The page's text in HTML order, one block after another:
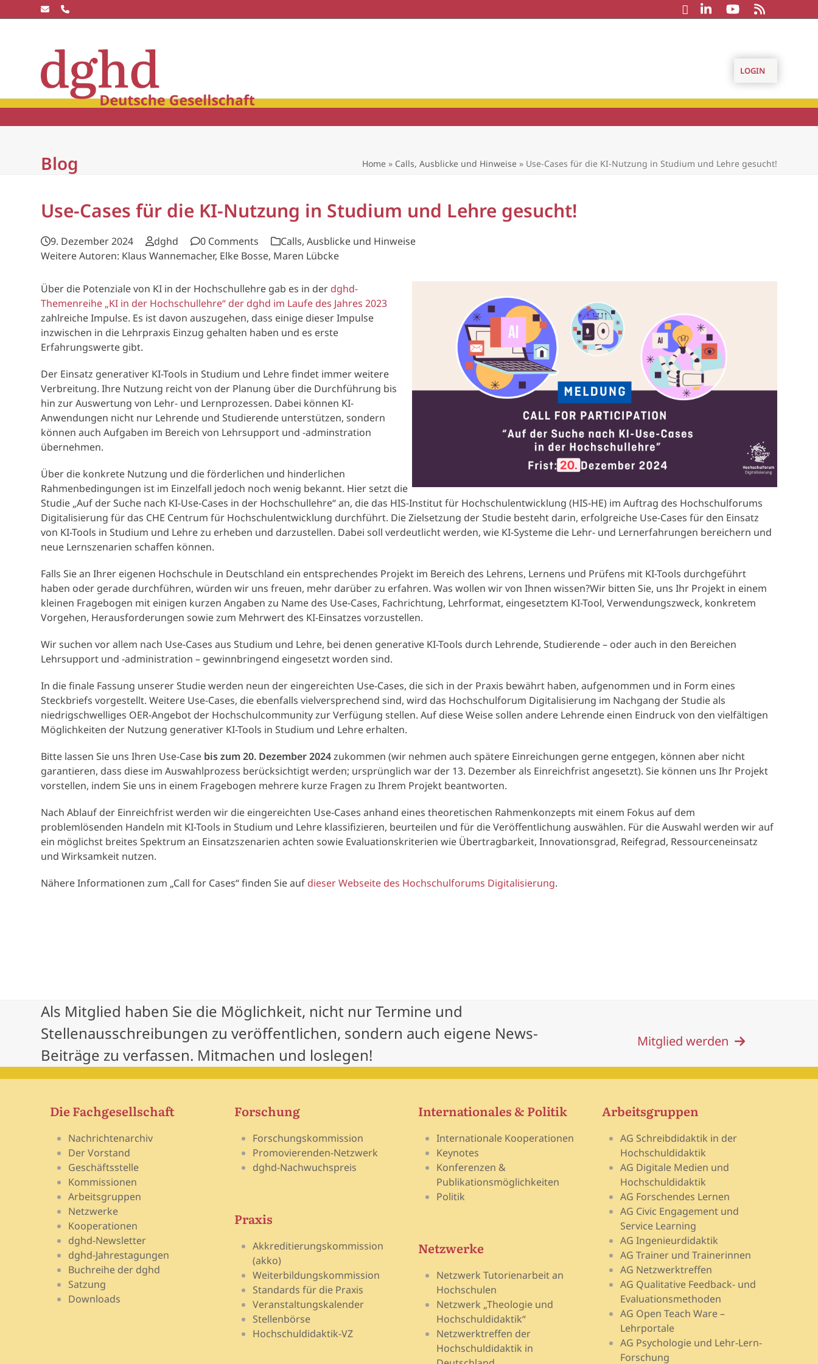
to
LOGIN
Blog Home» Calls, Ausblicke und Hinweise» Use-Cases für die KI-Nutzung in Studium und Lehre gesucht!
Use-Cases für die KI-Nutzung in Studium und Lehre gesucht!
9. Dezember 2024 dghd 0 Comments
Calls, Ausblicke und Hinweise
Weitere Autoren: Klaus Wannemacher, Elke Bosse, Maren Lübcke
Über die Potenziale von KI in der Hochschullehre gab es in der dghd-
Themenreihe „KI in der Hochschullehre“ der dghd im Laufe des Jahres 2023
zahlreiche Impulse. Es ist davon auszugehen, dass einige dieser Impulse
inzwischen in die Lehrpraxis Einzug gehalten haben und es erste
Erfahrungswerte gibt.
Der Einsatz generativer KI-Tools in Studium und Lehre findet immer weitere
Verbreitung. Ihre Nutzung reicht von der Planung über die Durchführung bis
hin zur Auswertung von Lehr- und Lernprozessen. Dabei können KI-
Anwendungen nicht nur Lehrende und Studierende unterstützen, sondern
können auch Aufgaben im Bereich von Lehrsupport und -adminstration
übernehmen.
Über die konkrete Nutzung und die förderlichen und hinderlichen
Rahmenbedingungen ist im Einzelfall jedoch noch wenig bekannt. Hier setzt die
Studie „Auf der Suche nach KI-Use-Cases in der Hochschullehre“ an, die das HIS-Institut für Hochschulentwicklung (HIS-HE) im Auftrag des Hochschulforums
Digitalisierung für das CHE Centrum für Hochschulentwicklung durchführt. Die Zielsetzung der Studie besteht darin, erfolgreiche Use-Cases für den Einsatz
von KI-Tools in Studium und Lehre zu erheben und darzustellen. Dabei soll verdeutlicht werden, wie KI-Systeme die Lehr- und Lernerfahrungen bereichern und
neue Lernszenarien schaffen können.
Falls Sie an Ihrer eigenen Hochschule in Deutschland ein entsprechendes Projekt im Bereich des Lehrens, Lernens und Prüfens mit KI-Tools durchgeführt
haben oder gerade durchführen, würden wir uns freuen, mehr darüber zu erfahren. Was wollen wir von Ihnen wissen?Wir bitten Sie, uns Ihr Projekt in einem
kleinen Fragebogen mit einigen kurzen Angaben zu Name des Use-Cases, Fachrichtung, Lehrformat, eingesetztem KI-Tool, Verwendungszweck, konkretem
Vorgehen, Herausforderungen sowie zum Mehrwert des KI-Einsatzes vorzustellen.
Wir suchen vor allem nach Use-Cases aus Studium und Lehre, bei denen generative KI-Tools durch Lehrende, Studierende – oder auch in den Bereichen
Lehrsupport und -administration – gewinnbringend eingesetzt worden sind.
In die finale Fassung unserer Studie werden neun der eingereichten Use-Cases, die sich in der Praxis bewährt haben, aufgenommen und in Form eines
Steckbriefs vorgestellt. Weitere Use-Cases, die ebenfalls vielversprechend sind, wird das Hochschulforum Digitalisierung im Nachgang der Studie als
niedrigschwelliges OER-Angebot der Hochschulcommunity zur Verfügung stellen. Auf diese Weise sollen andere Lehrende einen Eindruck von den vielfältigen
Möglichkeiten der Nutzung generativer KI-Tools in Studium und Lehre erhalten.
Bitte lassen Sie uns Ihren Use-Case bis zum 20. Dezember 2024zukommen (wir nehmen auch spätere Einreichungen gerne entgegen, können aber nicht
garantieren, dass diese im Auswahlprozess berücksichtigt werden; ursprünglich war der 13. Dezember als Einreichfrist angesetzt). Sie können uns Ihr Projekt
vorstellen, indem Sie uns in einem Fragebogen mehrere kurze Fragen zu Ihrem Projekt beantworten.
Nach Ablauf der Einreichfrist werden wir die eingereichten Use-Cases anhand eines theoretischen Rahmenkonzepts mit einem Fokus auf dem
problemlösenden Handeln mit KI-Tools in Studium und Lehre klassifizieren, beurteilen und für die Veröffentlichung auswählen. Für die Auswahl werden wir auf
ein möglichst breites Spektrum an Einsatzszenarien achten sowie Evaluationskriterien wie Übertragbarkeit, Innovationsgrad, Reifegrad, Ressourceneinsatz
und Wirksamkeit nutzen.
Nähere Informationen zum „Call for Cases“ finden Sie auf dieser Webseite des Hochschulforums Digitalisierung.
Als Mitglied haben Sie die Möglichkeit, nicht nur Termine und
Stellenausschreibungen zu veröffentlichen, sondern auch eigene News-
Beiträge zu verfassen. Mitmachen und loslegen!
Mitglied werden
Die Fachgesellschaft
Nachrichtenarchiv
Der Vorstand
Geschäftsstelle
Kommissionen
Arbeitsgruppen
Netzwerke
Kooperationen
dghd-Newsletter
dghd-Jahrestagungen
Buchreihe der dghd
Satzung
Downloads
Forschung
Forschungskommission
Promovierenden-Netzwerk
dghd-Nachwuchspreis
Praxis
Akkreditierungskommission
(akko)
Weiterbildungskommission
Standards für die Praxis
Veranstaltungskalender
Stellenbörse
Hochschuldidaktik-VZ
Internationales & Politik
Internationale Kooperationen
Keynotes
Konferenzen &
Publikationsmöglichkeiten
Politik
Netzwerke
Netzwerk Tutorienarbeit an
Hochschulen
Netzwerk „Theologie und
Hochschuldidaktik“
Netzwerktreffen der
Hochschuldidaktik in
Arbeitsgruppen
AG Schreibdidaktik in der
Hochschuldidaktik
AG Digitale Medien und
Hochschuldidaktik
AG Forschendes Lernen
AG Civic Engagement und
Service Learning
AG Ingenieurdidaktik
AG Trainer und Trainerinnen
AG Netzwerktreffen
AG Qualitative Feedback- und
Evaluationsmethoden
AG Open Teach Ware –
Lehrportale
AG Psychologie und Lehr-Lern-
Forschung